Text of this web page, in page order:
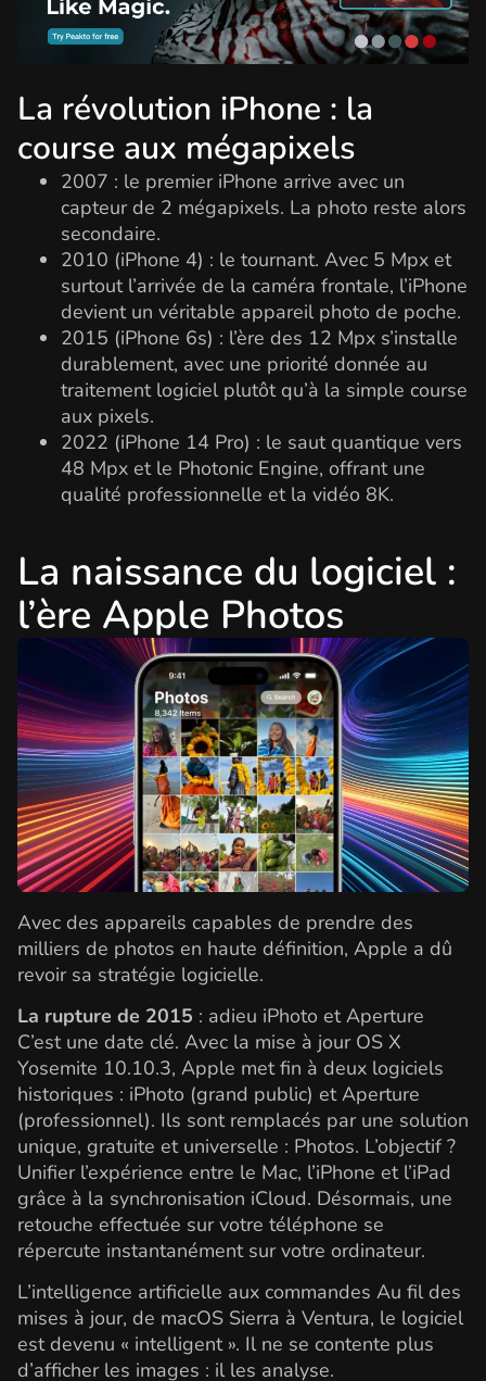
La révolution iPhone : la
course aux mégapixels
2007 : le premier iPhone arrive avec un
capteur de 2 mégapixels. La photo reste alors
secondaire.
2010 (iPhone 4) : le tournant. Avec 5 Mpx et
surtout l’arrivée de la caméra frontale, l’iPhone
devient un véritable appareil photo de poche.
2015 (iPhone 6s) : l’ère des 12 Mpx s’installe
durablement, avec une priorité donnée au
traitement logiciel plutôt qu’à la simple course
aux pixels.
2022 (iPhone 14 Pro) : le saut quantique vers
48 Mpx et le Photonic Engine, offrant une
qualité professionnelle et la vidéo 8K.
La naissance du logiciel :
l’ère Apple Photos
Avec des appareils capables de prendre des
milliers de photos en haute définition, Apple a dû
revoir sa stratégie logicielle.
La rupture de 2015 : adieu iPhoto et Aperture
C’est une date clé. Avec la mise à jour OS X
Yosemite 10.10.3, Apple met fin à deux logiciels
historiques : iPhoto (grand public) et Aperture
(professionnel). Ils sont remplacés par une solution
unique, gratuite et universelle : Photos. L’objectif ?
Unifier l’expérience entre le Mac, l’iPhone et l’iPad
grâce à la synchronisation iCloud. Désormais, une
retouche effectuée sur votre téléphone se
répercute instantanément sur votre ordinateur.
L’intelligence artificielle aux commandes Au fil des
mises à jour, de macOS Sierra à Ventura, le logiciel
est devenu « intelligent ». Il ne se contente plus
d’afficher les images : il les analyse.